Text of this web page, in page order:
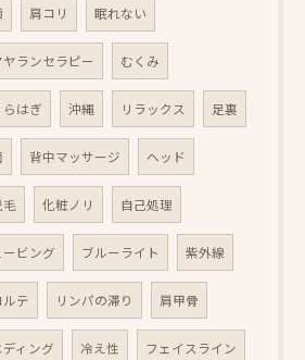
肩コリ 眠れない
ヤランセラピー むくみ
らはぎ 沖縄 リラックス 足裏
背中マッサージ ヘッド
毛 化粧ノリ 自己処理
ービング ブルーライト 紫外線
ルテ リンパの滞り 肩甲骨
ディング 冷え性 フェイスライン